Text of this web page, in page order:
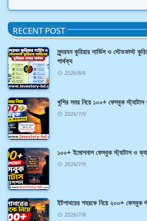
RECENT POST
সুন্দরবন কুরিয়ার সার্ভিস ও স্টেডফাস্ট
পার্থক্য
2026/8/6
খুশির সময় নিয়ে ১০০+ ফেসবুক
2026/7/9
১০০+ ইমোশনাল ফেসবুক স্ট্যাটাস ও
2026/7/9
ইটপাথরের শহরকে নিয়ে ২০০+ ফেসবুক
2026/7/8